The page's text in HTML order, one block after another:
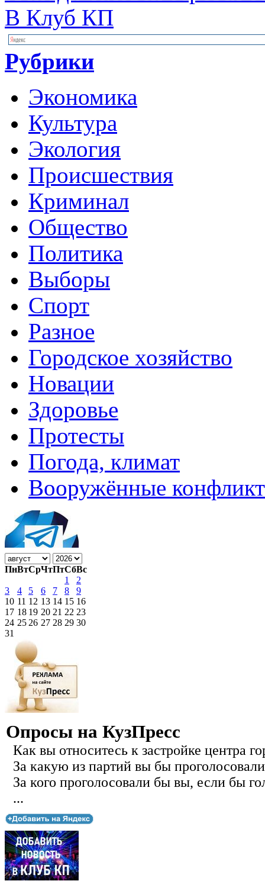
В Клуб КП
Рубрики
Экономика
Культура
Экология
Происшествия
Криминал
Общество
Политика
Выборы
Спорт
Разное
Городское хозяйство
Новации
Здоровье
Протесты
Погода, климат
Вооружённые
ПнВтСрЧтПтСбВс
1
2
3
4 5 6 7 8
9
10 11 12 13 14 15 16
17 18 19 20 21 22 23
24 25 26 27 28 29 30
31
Опросы на КузПресс
Как вы относитесь к застройке центра
За какую из партий вы бы
За кого проголосовали бы вы, если бы
...